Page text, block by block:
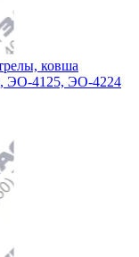
ковша
ЭО‑4125, ЭО‑4224